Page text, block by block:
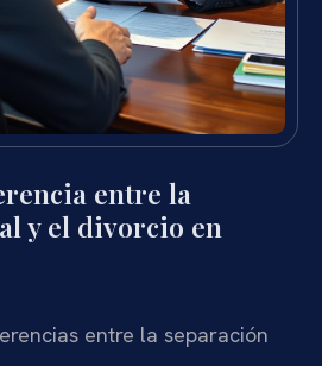
entre la
y el divorcio en
entre la separación